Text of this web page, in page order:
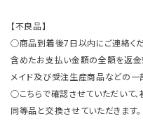
【不良品】
○商品到着後7日以内にご連絡く
含めたお支払い金額の全額を返金
メイド及び受注生産商品などの一
○こちらで確認させていただいて
同等品と交換させていただきます。